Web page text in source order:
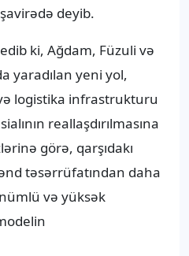
deyib.
ki, Ağdam, Füzuli və
yaradılan yeni yol,
logistika infrastrukturu
reallaşdırılmasına
görə, qarşıdakı
təsərrüfatından daha
və yüksək